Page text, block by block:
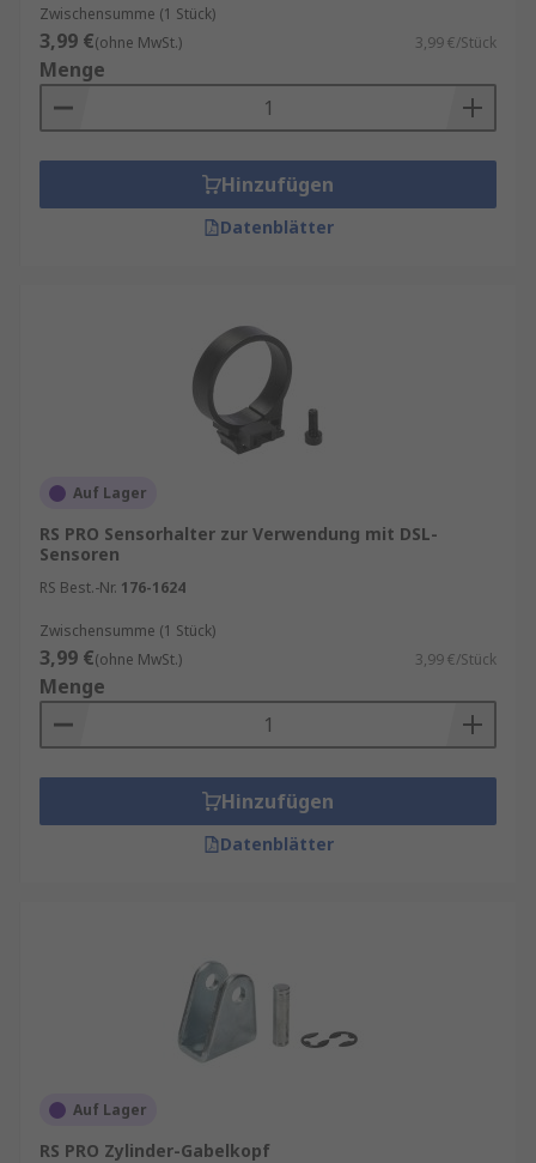
Zwischensumme (1 Stück)
3,99 €(ohne MwSt.) 3,99 €/Stück
Menge
Hinzufügen
Datenblätter
Auf Lager
RS PRO Sensorhalter zur Verwendung mit DSL-
Sensoren
RS Best.-Nr. 176-1624
Zwischensumme (1 Stück)
3,99 €(ohne MwSt.) 3,99 €/Stück
Menge
Hinzufügen
Datenblätter
Auf Lager
RS PRO Zylinder-Gabelkopf